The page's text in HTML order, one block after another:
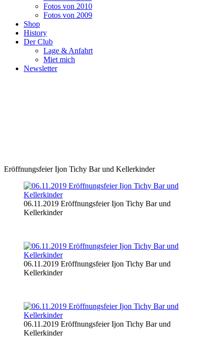
Fotos von 2010
Fotos von 2009
Shop
History
Der Club
Lage & Anfahrt
Miet mich
Newsletter
Eröffnungsfeier Ijon Tichy Bar und Kellerkinder
06.11.2019 Eröffnungsfeier Ijon Tichy Bar und
Kellerkinder
06.11.2019 Eröffnungsfeier Ijon Tichy Bar und
Kellerkinder
06.11.2019 Eröffnungsfeier Ijon Tichy Bar und
Kellerkinder